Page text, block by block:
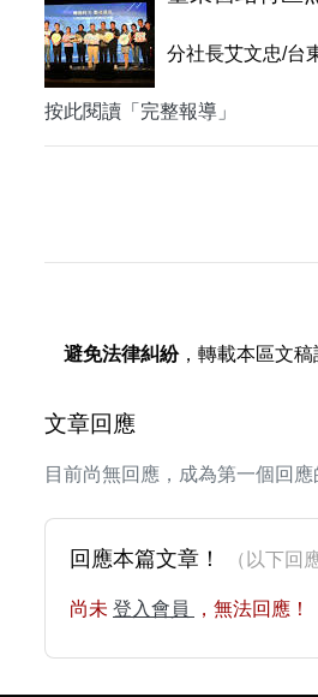
分社長艾文忠/台
按此閱讀「完整報導」
避免法律糾紛，轉載本區文稿
文章回應
目前尚無回應，成為第一個回應
回應本篇文章！ （以下回
尚未 登入會員 ，無法回應！